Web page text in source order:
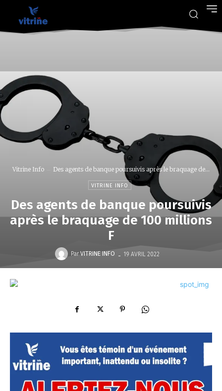
Vitrine Info Des agents de banque poursuivis après le braquage de...
VITRINE INFO
Des agents de banque poursuivis
après le braquage de 100 millions
F
Par VITRINE INFO - 19 AVRIL 2022